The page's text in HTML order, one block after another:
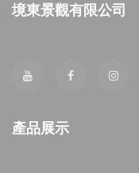
境東景觀有限公司
產品展示